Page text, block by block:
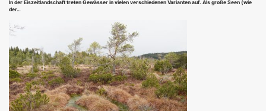
In der Eiszeitlandschaft treten Gewässer in vielen verschiedenen Varianten auf. Als große Seen (wie
der…